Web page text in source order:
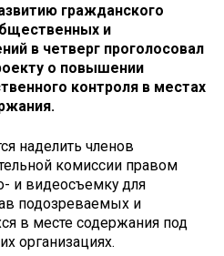
гражданского
и
в четверг проголосовал
о повышении
контроля в местах
наделить членов
комиссии правом
и видеосъемку для
подозреваемых и
в месте содержания под
организациях.